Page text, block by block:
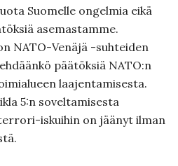
Suomelle ongelmia eikä
asemastamme.
NATO-Venäjä -suhteiden
päätöksiä NATO:n
laajentamisesta.
5:n soveltamisesta
iskuihin on jäänyt ilman